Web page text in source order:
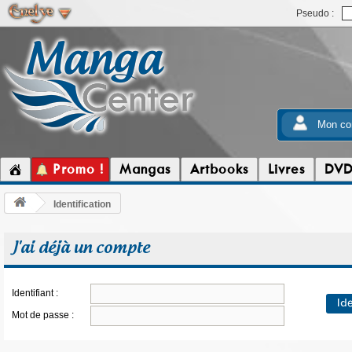
Pseudo :
Mon
Promo ! Mangas Artbooks Livres DVD
Identification
J'ai déjà un compte
Identifiant :
Mot de passe :